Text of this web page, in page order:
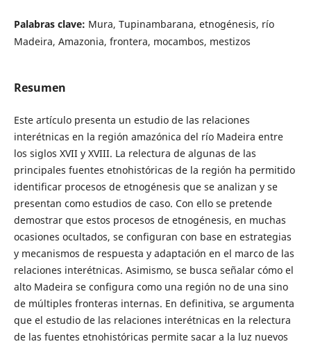
Palabras clave: Mura, Tupinambarana, etnogénesis, río
Madeira, Amazonia, frontera, mocambos, mestizos
Resumen
Este artículo presenta un estudio de las relaciones
interétnicas en la región amazónica del río Madeira entre
los siglos XVII y XVIII. La relectura de algunas de las
principales fuentes etnohistóricas de la región ha permitido
identificar procesos de etnogénesis que se analizan y se
presentan como estudios de caso. Con ello se pretende
demostrar que estos procesos de etnogénesis, en muchas
ocasiones ocultados, se configuran con base en estrategias
y mecanismos de respuesta y adaptación en el marco de las
relaciones interétnicas. Asimismo, se busca señalar cómo el
alto Madeira se configura como una región no de una sino
de múltiples fronteras internas. En definitiva, se argumenta
que el estudio de las relaciones interétnicas en la relectura
de las fuentes etnohistóricas permite sacar a la luz nuevos